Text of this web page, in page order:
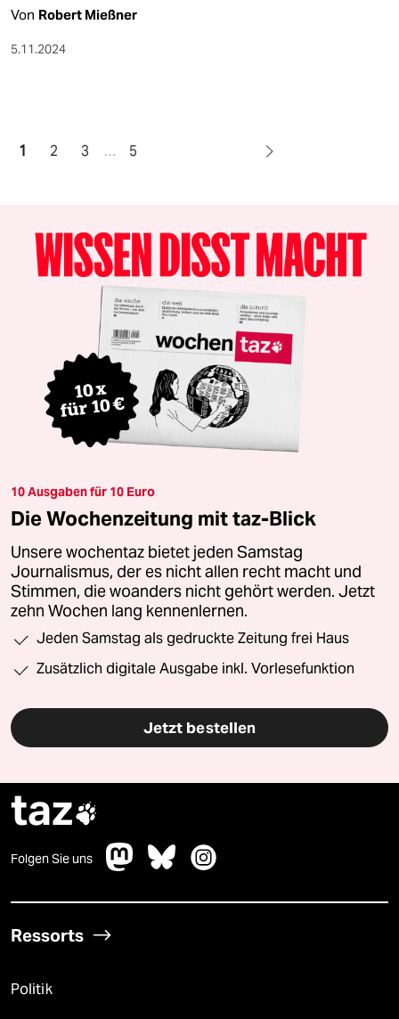
Von Robert Mießner
5.11.2024
1 2 3 … 5
10 Ausgaben für 10 Euro
Die Wochenzeitung mit taz-Blick
Unsere wochentaz bietet jeden Samstag
Journalismus, der es nicht allen recht macht und
Stimmen, die woanders nicht gehört werden. Jetzt
zehn Wochen lang kennenlernen.
Jeden Samstag als gedruckte Zeitung frei Haus
Zusätzlich digitale Ausgabe inkl. Vorlesefunktion
Jetzt bestellen
taz
Folgen Sie uns
Ressorts
Politik